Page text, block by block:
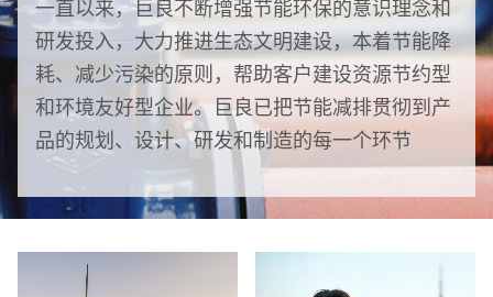
一直以来，巨良不断增强节能环保的意识理念和
研发投入，大力推进生态文明建设，本着节能降
耗、减少污染的原则，帮助客户建设资源节约型
和环境友好型企业。巨良已把节能减排贯彻到产
品的规划、设计、研发和制造的每一个环节